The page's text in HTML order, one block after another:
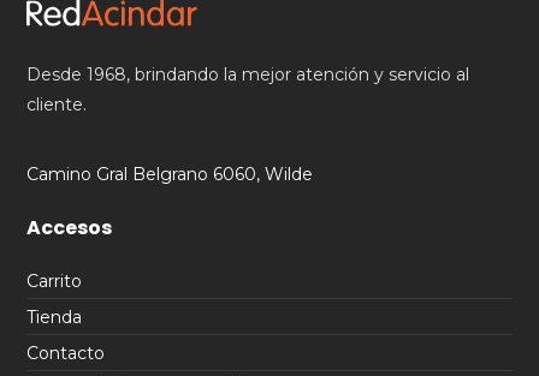
Desde 1968, brindando la mejor atención y servicio al
cliente.
Camino Gral Belgrano 6060, Wilde
Accesos
Carrito
Tienda
Contacto